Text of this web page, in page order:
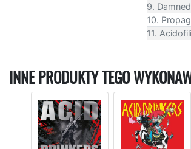
9.
10.
11.
INNE PRODUKTY TEGO